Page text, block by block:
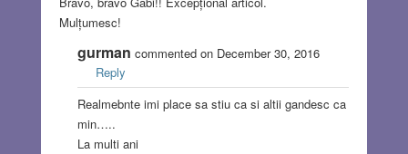
Mulțumesc!
gurman commented on December 30, 2016
Reply
Realmebnte imi place sa stiu ca si altii gandesc ca
min…..
La multi ani